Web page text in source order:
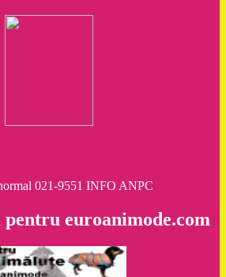
021-9551 INFO ANPC
euroanimode.com